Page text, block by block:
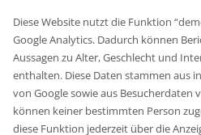
Diese Website nutzt die Funktion
Google Analytics. Dadurch können
Aussagen zu Alter, Geschlecht und
enthalten. Diese Daten stammen aus
von Google sowie aus Besucherdaten
können keiner bestimmten Person
diese Funktion jederzeit über die